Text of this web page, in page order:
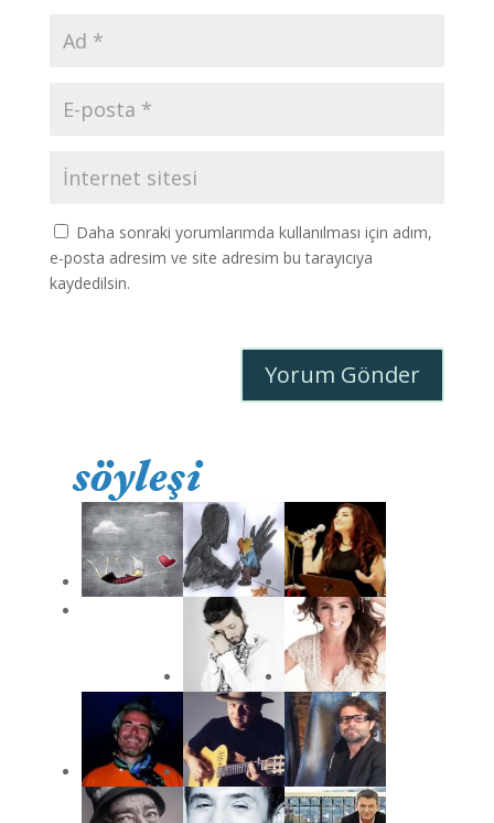
Daha sonraki yorumlarımda kullanılması için adım,
e-posta adresim ve site adresim bu tarayıcıya
kaydedilsin.